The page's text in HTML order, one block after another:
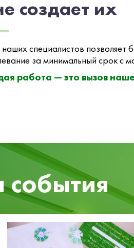
создает их
специалистов позволяет
за минимальный срок с
работа — это вызов
события